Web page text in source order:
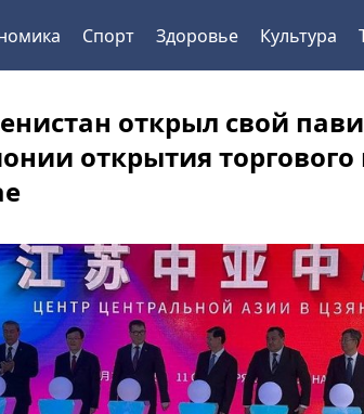
Спорт Здоровье Культура
открыл свой
открытия торгового